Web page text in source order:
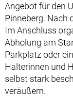
Angebot für den
Pinneberg. Nach
Im Anschluss
Abholung am
Parkplatz oder
Halterinnen und
selbst stark
veräußern.